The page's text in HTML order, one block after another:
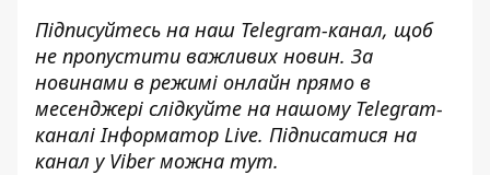
Підписуйтесь на наш Telegram-канал, щоб
не пропустити важливих новин. За
новинами в режимі онлайн прямо в
месенджері слідкуйте на нашому Telegram-
каналіІнформатор Live. Підписатися на
канал у Viber можна тут.